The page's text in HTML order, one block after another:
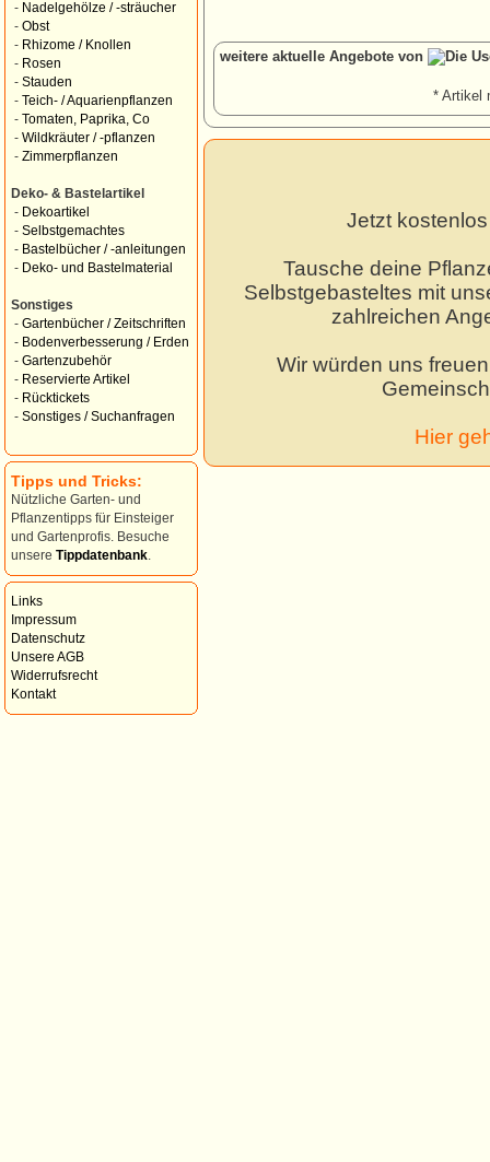
- Nadelgehölze / -sträucher
- Obst
- Rhizome / Knollen
- Rosen
- Stauden
- Teich- / Aquarienpflanzen
- Tomaten, Paprika, Co
- Wildkräuter / -pflanzen
- Zimmerpflanzen
Deko- & Bastelartikel
- Dekoartikel
- Selbstgemachtes
- Bastelbücher / -anleitungen
- Deko- und Bastelmaterial
Sonstiges
- Gartenbücher / Zeitschriften
- Bodenverbesserung / Erden
- Gartenzubehör
- Reservierte Artikel
- Rücktickets
- Sonstiges / Suchanfragen
Tipps und Tricks:
Nützliche Garten- und
Pflanzentipps für Einsteiger
und Gartenprofis. Besuche
unsere Tippdatenbank
Links
Impressum
Datenschutz
Unsere AGB
Widerrufsrecht
Kontakt
weitere aktuelle Angebote von
* Artikel
Jetzt
Tausche deine
Selbstgebasteltes mit
zahlreichen
Wir würden uns
Hier